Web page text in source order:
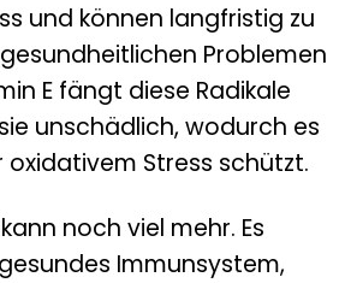
und können langfristig zu
Problemen
E fängt diese Radikale
unschädlich, wodurch es
oxidativem Stress schützt.
noch viel mehr. Es
Immunsystem,